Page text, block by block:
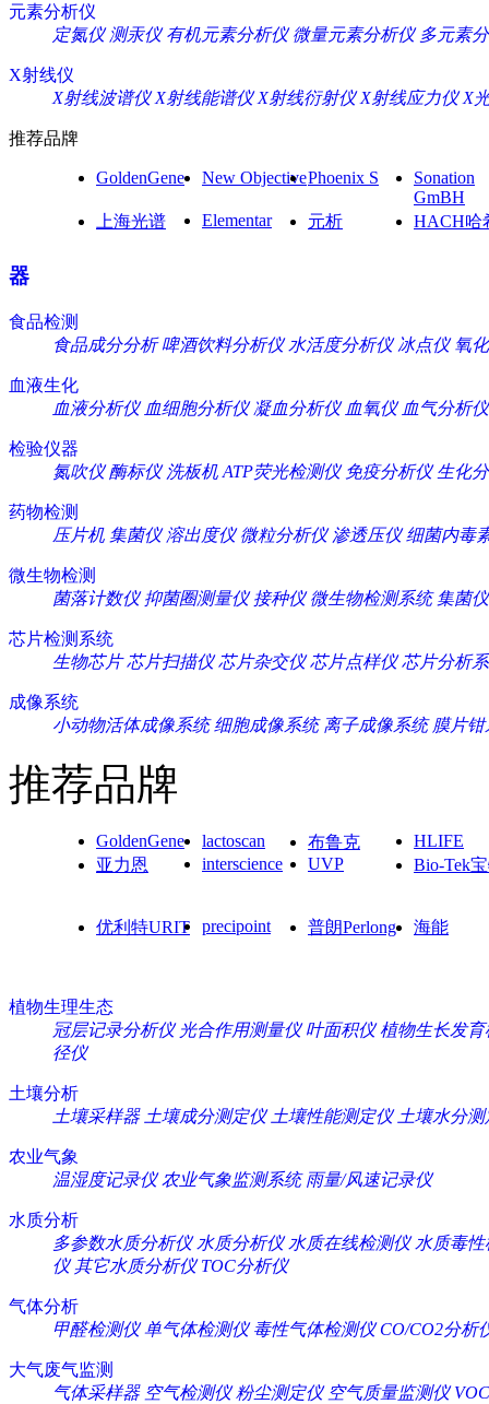
元素分析仪
定氮仪 测汞仪 有机元素分析仪 微量元素分析仪 多元素
X射线仪
X射线波谱仪 X射线能谱仪 X射线衍射仪 X射线应力仪 X
推荐品牌
GoldenGene New ObjectivePhoenix S
Sonation
GmBH
上海光谱
Elementar 元析 HACH哈
器
食品检测
食品成分分析 啤酒饮料分析仪 水活度分析仪 冰点仪 氧
血液生化
血液分析仪 血细胞分析仪 凝血分析仪 血氧仪 血气分析仪
检验仪器
氮吹仪 酶标仪 洗板机 ATP荧光检测仪 免疫分析仪 生化
药物检测
压片机 集菌仪 溶出度仪 微粒分析仪 渗透压仪 细菌内毒
微生物检测
菌落计数仪 抑菌圈测量仪 接种仪 微生物检测系统 集菌仪
芯片检测系统
生物芯片 芯片扫描仪 芯片杂交仪 芯片点样仪 芯片分析
成像系统
小动物活体成像系统 细胞成像系统 离子成像系统 膜片钳
推荐品牌
GoldenGene lactoscan 布鲁克
HLIFE
亚力恩
interscience UVP Bio-Tek
优利特URIT precipoint 普朗Perlong 海能
植物生理生态
冠层记录分析仪 光合作用测量仪 叶面积仪 植物生长发育
径仪
土壤分析
土壤采样器 土壤成分测定仪 土壤性能测定仪 土壤水分
农业气象
温湿度记录仪 农业气象监测系统 雨量/风速记录仪
水质分析
多参数水质分析仪 水质分析仪 水质在线检测仪 水质毒
仪 其它水质分析仪 TOC分析仪
气体分析
甲醛检测仪 单气体检测仪 毒性气体检测仪 CO/CO2分析
大气废气监测
气体采样器 空气检测仪 粉尘测定仪 空气质量监测仪